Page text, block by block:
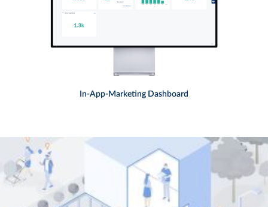
In-App-Marketing Dashboard